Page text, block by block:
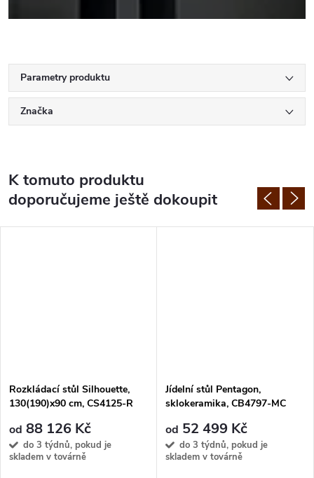
Parametry produktu
Značka
K tomuto produktu
doporučujeme ještě dokoupit
Rozkládací stůl Silhouette,
130(190)x90 cm, CS4125-R
od 88 126 Kč
do 3 týdnů, pokud je
skladem v továrně
Jídelní stůl Pentagon,
sklokeramika, CB4797-MC
od 52 499 Kč
do 3 týdnů, pokud je
skladem v továrně